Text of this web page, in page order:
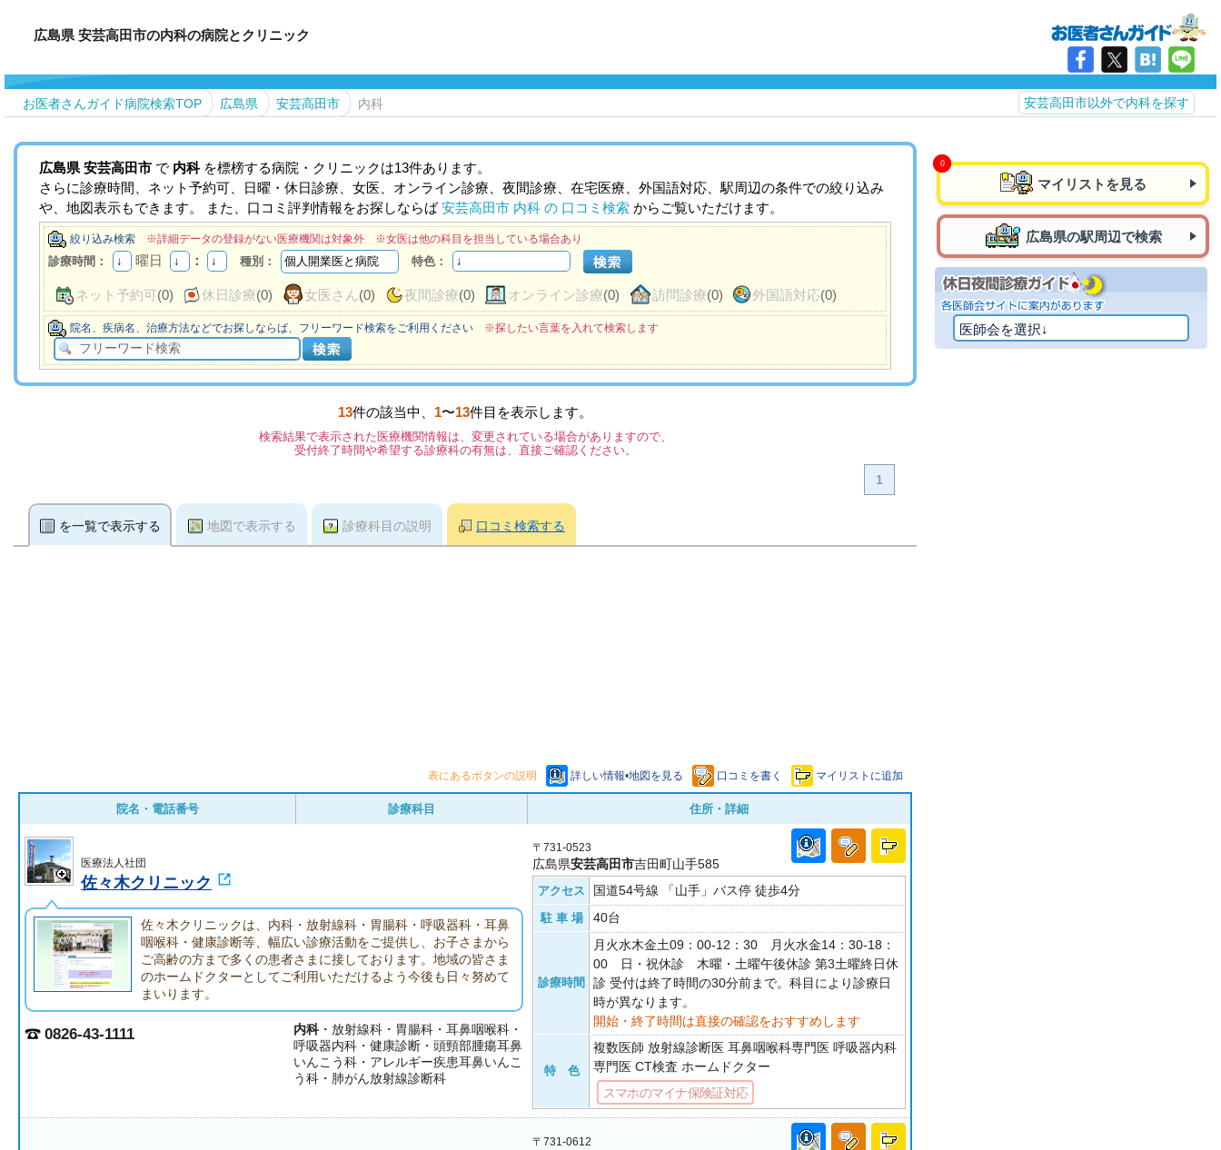
広島県 安芸高田市の内科の病院とクリニック
お医者さんガイド病院検索TOP 広島県 安芸高田市 内科 安芸高田市以外で内科を探す
広島県 安芸高田市 で 内科を標榜する病院・クリニックは13件あります。
さらに診療時間、ネット予約可、日曜・休日診療、女医、オンライン診療、夜間診療、在宅医療、外国語対応、駅周辺の条件での絞り込み
や、地図表示もできます。 また、口コミ評判情報をお探しならば安芸高田市 内科 の 口コミ検索 からご覧いただけます。
絞り込み検索 ※詳細データの登録がない医療機関は対象外 ※女医は他の科目を担当している場合あり
診療時間： 曜日 ： 種別： 特色：
ネット予約可(0) 休日診療(0) 女医さん(0) 夜間診療(0) オンライン診療(0) 訪問診療(0) 外国語対応(0)
院名、疾病名、治療方法などでお探しならば、フリーワード検索をご利用ください ※探したい言葉を入れて検索します
13件の該当中、 1〜13件目を表示します。
検索結果で表示された医療機関情報は、変更されている場合がありますので、
受付終了時間や希望する診療科の有無は、直接ご確認ください。
1
を一覧で表示する 地図で表示する 診療科目の説明 口コミ検索する
表にあるボタンの説明 詳しい情報•地図を見る 口コミを書く マイリストに追加
院名・電話番号 診療科目 住所・詳細
医療法人社団
佐々木クリニック
佐々木クリニックは、内科・放射線科・胃腸科・呼吸器科・耳鼻
咽喉科・健康診断等、幅広い診療活動をご提供し、お子さまから
ご高齢の方まで多くの患者さまに接しております。地域の皆さま
のホームドクターとしてご利用いただけるよう今後も日々努めて
まいります。
0826-43-1111 内科・放射線科・胃腸科・耳鼻咽喉科・
呼吸器内科・健康診断・頭頸部腫瘍耳鼻
いんこう科・アレルギー疾患耳鼻いんこ
う科・肺がん放射線診断科
〒731-0523
広島県安芸高田市吉田町山手585
アクセス 国道54号線 「山手」バス停 徒歩4分
駐 車 場 40台
診療時間
月火水木金土09：00-12：30 月火水金14：30-18：
00 日・祝休診 木曜・土曜午後休診 第3土曜終日休
診 受付は終了時間の30分前まで。科目により診療日
時が異なります。
開始・終了時間は直接の確認をおすすめします
特 色
複数医師 放射線診断医 耳鼻咽喉科専門医 呼吸器内科
専門医 CT検査 ホームドクター
スマホのマイナ保険証対応
〒731-0612
マイリストを見る
広島県の駅周辺で検索